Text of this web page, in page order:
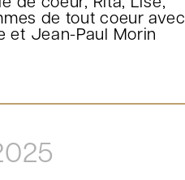
de tout coeur avec
et Jean-Paul Morin